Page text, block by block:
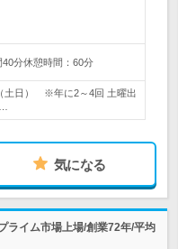
分休憩時間：60分
土日） ※年に2～4回 土曜出
気になる
ライム市場上場/創業72年/平均